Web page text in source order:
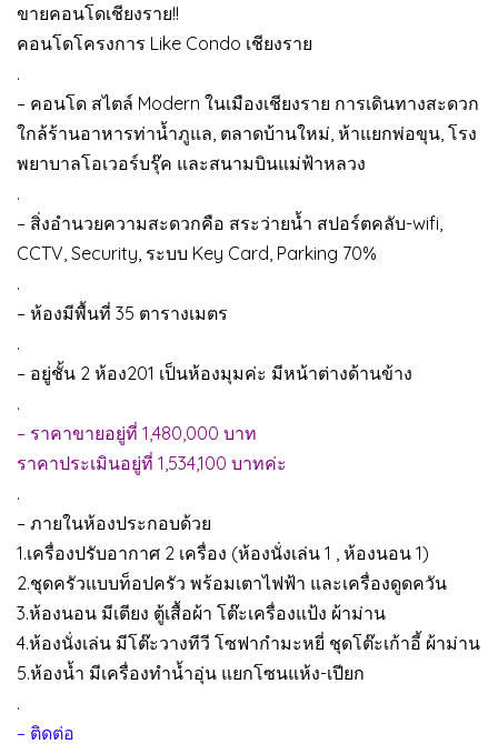
ขายคอนโดเชียงราย!!
คอนโดโครงการ Like Condo เชียงราย
.
– คอนโด สไตล์ Modern ในเมืองเชียงราย การเดินทางสะดวก
ใกล้ร้านอาหารท่าน้ำภูแล, ตลาดบ้านใหม่, ห้าแยกพ่อขุน, โรง
พยาบาลโอเวอร์บรุ๊ค และสนามบินแม่ฟ้าหลวง
.
– สิ่งอำนวยความสะดวกคือ สระว่ายน้ำ สปอร์ตคลับ-wifi,
CCTV, Security, ระบบ Key Card, Parking 70%
.
– ห้องมีพื้นที่ 35 ตารางเมตร
.
– อยู่ชั้น 2 ห้อง201 เป็นห้องมุมค่ะ มีหน้าต่างด้านข้าง
.
– ราคาขายอยู่ที่ 1,480,000 บาท
ราคาประเมินอยู่ที่ 1,534,100 บาทค่ะ
.
– ภายในห้องประกอบด้วย
1.เครื่องปรับอากาศ 2 เครื่อง (ห้องนั่งเล่น 1 , ห้องนอน 1)
2.ชุดครัวแบบท็อปครัว พร้อมเตาไฟฟ้า และเครื่องดูดควัน
3.ห้องนอน มีเตียง ตู้เสื้อผ้า โต๊ะเครื่องแป้ง ผ้าม่าน
4.ห้องนั่งเล่น มีโต๊ะวางทีวี โซฟากำมะหยี่ ชุดโต๊ะเก้าอี้ ผ้าม่าน
5.ห้องน้ำ มีเครื่องทำน้ำอุ่น แยกโซนแห้ง-เปียก
.
– ติดต่อ